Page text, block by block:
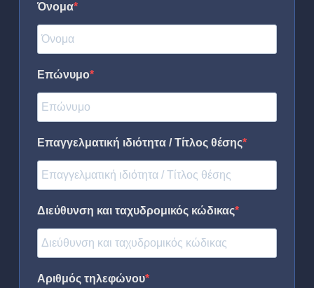
Όνομα
Επώνυμο
Επαγγελματική ιδιότητα / Τίτλος θέσης
Διεύθυνση και ταχυδρομικός κώδικας
Αριθμός τηλεφώνου